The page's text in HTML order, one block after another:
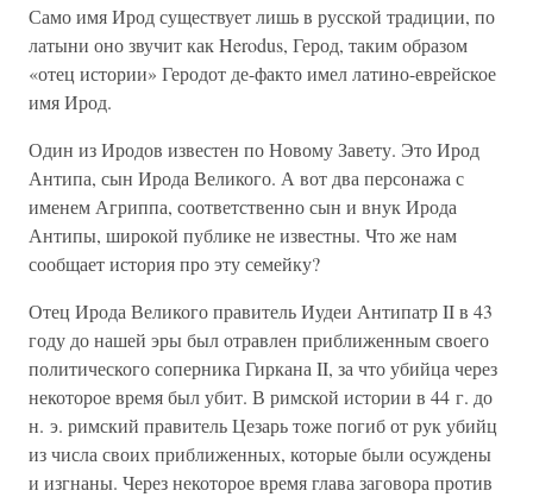
Само имя Ирод существует лишь в русской традиции, по
латыни оно звучит как Herodus, Герод, таким образом
«отец истории» Геродот де-факто имел латино-еврейское
имя Ирод.
Один из Иродов известен по Новому Завету. Это Ирод
Антипа, сын Ирода Великого. А вот два персонажа с
именем Агриппа, соответственно сын и внук Ирода
Антипы, широкой публике не известны. Что же нам
сообщает история про эту семейку?
Отец Ирода Великого правитель Иудеи Антипатр II в 43
году до нашей эры был отравлен приближенным своего
политического соперника Гиркана II, за что убийца через
некоторое время был убит. В римской истории в 44 г. до
н. э. римский правитель Цезарь тоже погиб от рук убийц
из числа своих приближенных, которые были осуждены
и изгнаны. Через некоторое время глава заговора против